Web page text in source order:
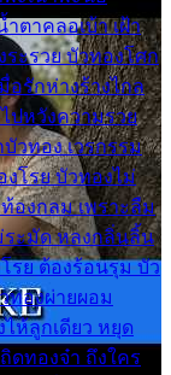
ำตาคลอเบ้า เฝ้า
ะรวย บัวทองโศก
อรักห่างร้างไกล
ปหวังความรวย
วทอง เวรกรรม
โรย บัวทองไม่
องกลม เพราะลืม
ระมัด หลงกลิ่นลิ้น
รย ต้องร้อนรุม บัว
องผ่ายผอม
ห้ลูกเดียว หยุด
ดทองจ๋า ถึงใคร